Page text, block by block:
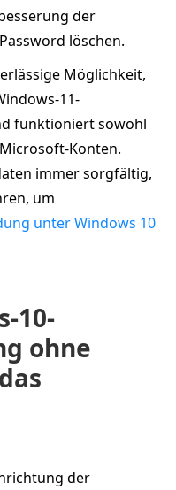
der
löschen.
Möglichkeit,
11-
funktioniert sowohl
Konten.
immer sorgfältig,
um
unter Windows 10
10-
ohne
der